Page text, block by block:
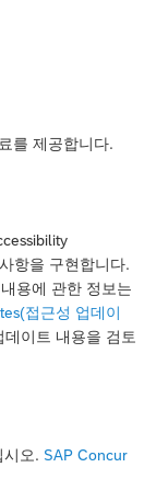
를 제공합니다.
항을 구현합니다.
용에 관한 정보는
접근성 업데이
이트 내용을 검토
시오. SAP Concur